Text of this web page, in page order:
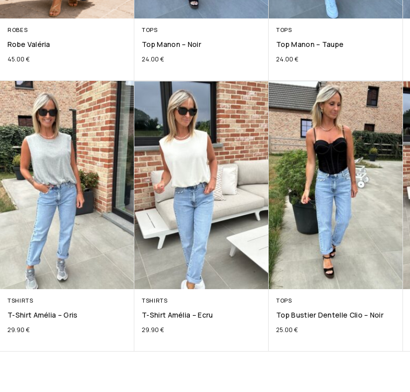
ROBES
Robe Valéria
45.00 €
TOPS
Top Manon – Noir
24.00 €
TOPS
Top Manon – Taupe
24.00 €
TSHIRTS
T-Shirt Amélia – Gris
29.90 €
TSHIRTS
T-Shirt Amélia – Ecru
29.90 €
TOPS
Top Bustier Dentelle Clio – Noir
25.00 €